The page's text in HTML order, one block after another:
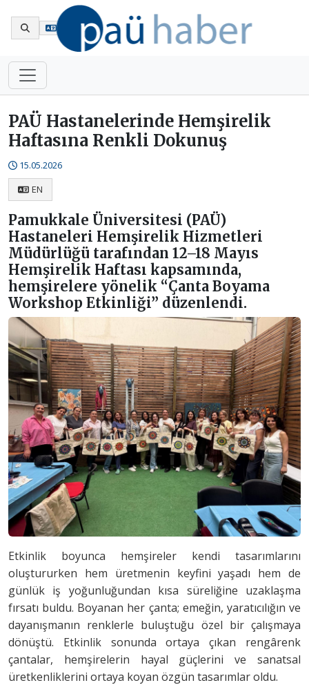
PAÜ Hastanelerinde Hemşirelik
Haftasına Renkli Dokunuş
15.05.2026
EN
Pamukkale Üniversitesi (PAÜ)
Hastaneleri Hemşirelik Hizmetleri
Müdürlüğü tarafından 12–18 Mayıs
Hemşirelik Haftası kapsamında,
hemşirelere yönelik “Çanta Boyama
Workshop Etkinliği” düzenlendi.
Etkinlik boyunca hemşireler kendi tasarımlarını
oluştururken hem üretmenin keyfini yaşadı hem de
günlük iş yoğunluğundan kısa süreliğine uzaklaşma
fırsatı buldu. Boyanan her çanta; emeğin, yaratıcılığın ve
dayanışmanın renklerle buluştuğu özel bir çalışmaya
dönüştü. Etkinlik sonunda ortaya çıkan rengârenk
çantalar, hemşirelerin hayal güçlerini ve sanatsal
üretkenliklerini ortaya koyan özgün tasarımlar oldu.